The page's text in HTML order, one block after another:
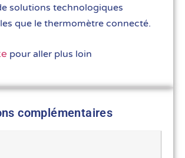
solutions technologiques
que le thermomètre connecté.
pour aller plus loin
complémentaires